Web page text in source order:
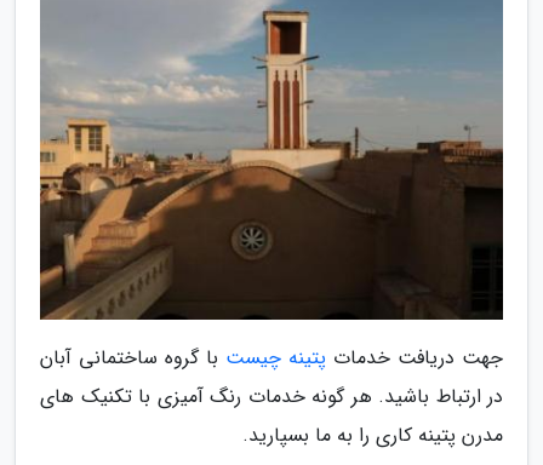
جهت دریافت خدمات پتینه چیست با گروه ساختمانی آبان
در ارتباط باشید. هر گونه خدمات رنگ آمیزی با تکنیک های
مدرن پتینه کاری را به ما بسپارید.